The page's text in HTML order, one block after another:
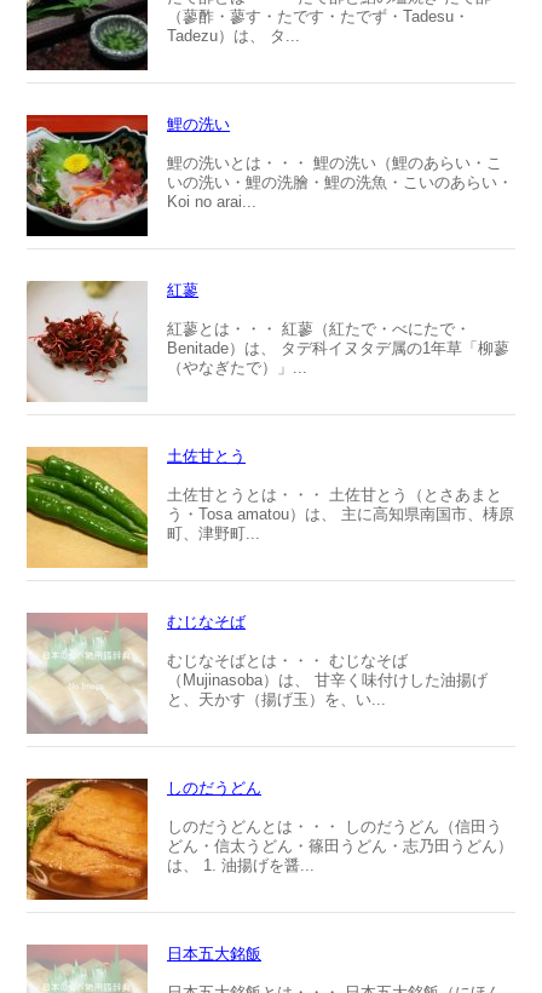
（蓼酢・蓼す・たです・たでず・Tadesu・
Tadezu）は、 タ...
鯉の洗い
鯉の洗いとは・・・ 鯉の洗い（鯉のあらい・こ
いの洗い・鯉の洗膾・鯉の洗魚・こいのあらい・
Koi no arai...
紅蓼
紅蓼とは・・・ 紅蓼（紅たで・べにたで・
Benitade）は、 タデ科イヌタデ属の1年草「柳蓼
（やなぎたで）」...
土佐甘とう
土佐甘とうとは・・・ 土佐甘とう（とさあまと
う・Tosa amatou）は、 主に高知県南国市、梼原
町、津野町...
むじなそば
むじなそばとは・・・ むじなそば
（Mujinasoba）は、 甘辛く味付けした油揚げ
と、天かす（揚げ玉）を、い...
しのだうどん
しのだうどんとは・・・ しのだうどん（信田う
どん・信太うどん・篠田うどん・志乃田うどん）
は、 1. 油揚げを醤...
日本五大銘飯